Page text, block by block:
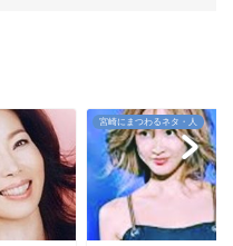
あの人は今・・・